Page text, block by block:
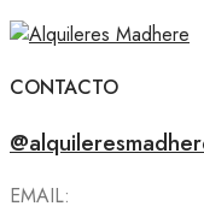
CONTACTO
EMAIL: